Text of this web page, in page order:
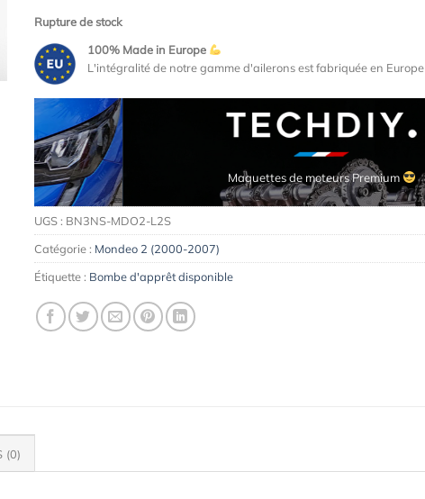
Rupture de stock
100% Made in Europe
L'intégralité de notre gamme d'ailerons est fabriquée en Europe
Maquettes de moteurs Premium
UGS : BN3NS-MDO2-L2S
Catégorie : Mondeo 2 (2000-2007)
Étiquette : Bombe d'apprêt disponible
(0)